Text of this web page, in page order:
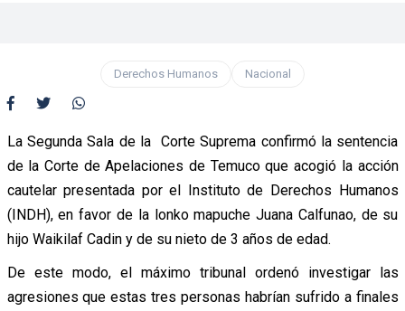
Derechos Humanos Nacional
La Segunda Sala de la Corte Suprema confirmó la sentencia
de la Corte de Apelaciones de Temuco que acogió la acción
cautelar presentada por el Instituto de Derechos Humanos
(INDH), en favor de la lonko mapuche Juana Calfunao, de su
hijo Waikilaf Cadin y de su nieto de 3 años de edad.
De este modo, el máximo tribunal ordenó investigar las
agresiones que estas tres personas habrían sufrido a finales